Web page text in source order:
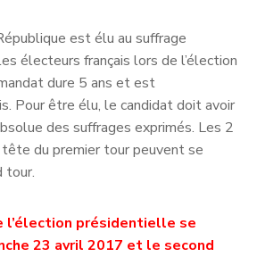
est élu au suffrage
électeurs français lors de l’élection
dure 5 ans et est
Pour être élu, le candidat doit avoir
des suffrages exprimés. Les 2
du premier tour peuvent se
tour.
l’élection présidentielle se
23 avril 2017 et le second